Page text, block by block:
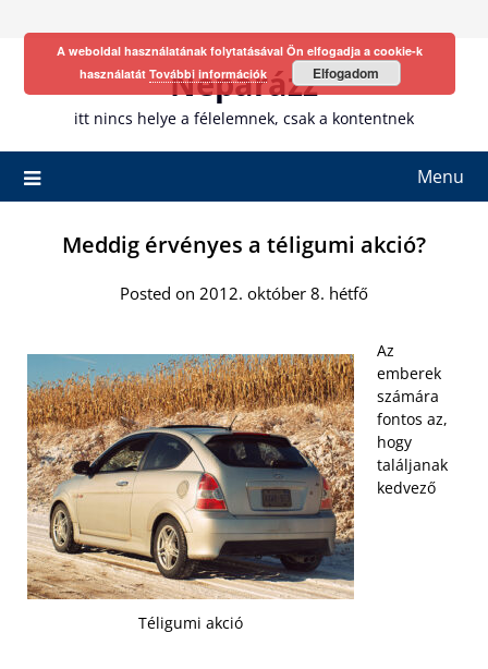
Neparázz
itt nincs helye a félelemnek, csak a kontentnek
Menu
Meddig érvényes a téligumi akció?
Posted on 2012. október 8. hétfő
Téligumi akció
Az
emberek
számára
fontos az,
hogy
találjanak
kedvező
A weboldal használatának folytatásával Ön elfogadja a cookie-k
használatát További információk Elfogadom